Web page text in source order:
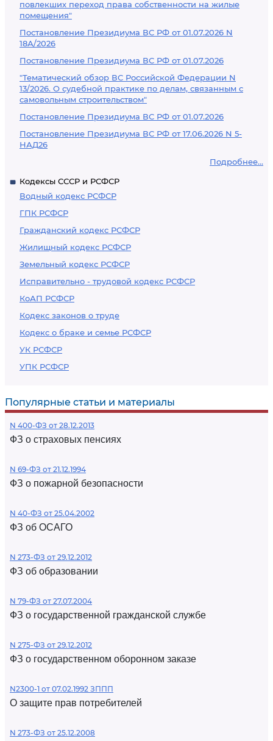
повлекших переход права собственности на жилые
помещения"
Постановление Президиума ВС РФ от 01.07.2026 N
18А/2026
Постановление Президиума ВС РФ от 01.07.2026
"Тематический обзор ВС Российской Федерации N
13/2026. О судебной практике по делам, связанным с
самовольным строительством"
Постановление Президиума ВС РФ от 01.07.2026
Постановление Президиума ВС РФ от 17.06.2026 N 5-
НАД26
Подробнее...
Кодексы СССР и РСФСР
Водный кодекс РСФСР
ГПК РСФСР
Гражданский кодекс РСФСР
Жилищный кодекс РСФСР
Земельный кодекс РСФСР
Исправительно - трудовой кодекс РСФСР
КоАП РСФСР
Кодекс законов о труде
Кодекс о браке и семье РСФСР
УК РСФСР
УПК РСФСР
Популярные статьи и материалы
N 400-ФЗ от 28.12.2013
ФЗ о страховых пенсиях
N 69-ФЗ от 21.12.1994
ФЗ о пожарной безопасности
N 40-ФЗ от 25.04.2002
ФЗ об ОСАГО
N 273-ФЗ от 29.12.2012
ФЗ об образовании
N 79-ФЗ от 27.07.2004
ФЗ о государственной гражданской службе
N 275-ФЗ от 29.12.2012
ФЗ о государственном оборонном заказе
N2300-1 от 07.02.1992 ЗППП
О защите прав потребителей
N 273-ФЗ от 25.12.2008